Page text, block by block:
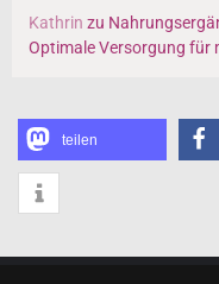
Kathrin zu
Optimale Versorgung für
teilen